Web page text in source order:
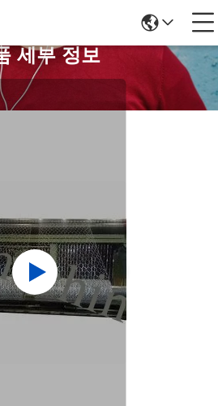
세부 정보